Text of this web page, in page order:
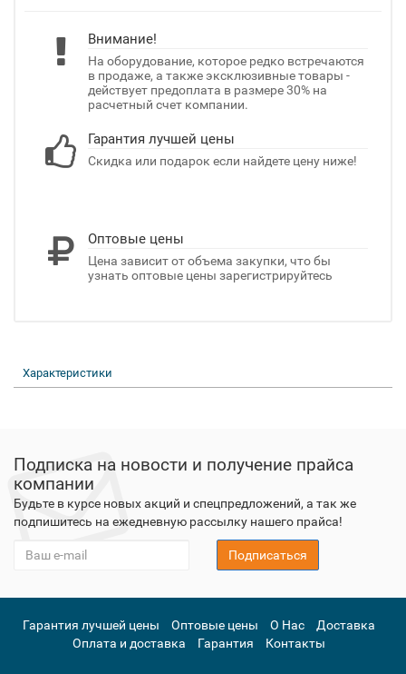
Внимание!
На оборудование, которое редко встречаются
в продаже, а также эксклюзивные товары -
действует предоплата в размере 30% на
расчетный счет компании.
Гарантия лучшей цены
Скидка или подарок если найдете цену ниже!
Оптовые цены
Цена зависит от объема закупки, что бы
узнать оптовые цены зарегистрируйтесь
Характеристики
Подписка на новости и получение прайса
компании
Будьте в курсе новых акций и спецпредложений, а так же
подпишитесь на ежедневную рассылку нашего прайса!
Подписаться
Гарантия лучшей цены Оптовые цены О Нас
Доставка
Оплата и доставка
Гарантия Контакты